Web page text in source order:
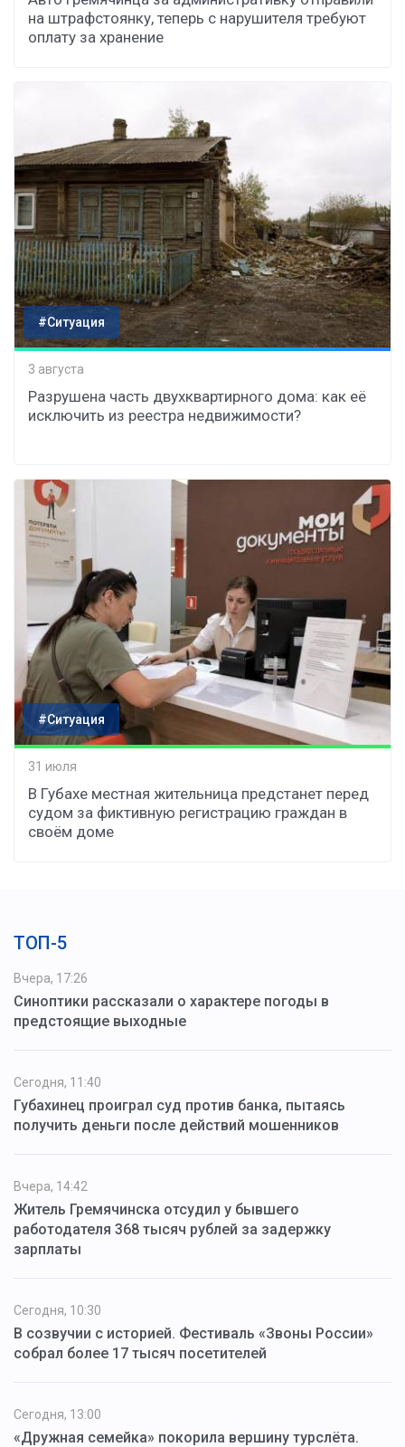
на штрафстоянку, теперь с нарушителя требуют
оплату за хранение
#Ситуация
3 августа
Разрушена часть двухквартирного дома: как её
исключить из реестра недвижимости?
#Ситуация
31 июля
В Губахе местная жительница предстанет перед
судом за фиктивную регистрацию граждан в
своём доме
ТОП-5
Вчера, 17:26
Синоптики рассказали о характере погоды в
предстоящие выходные
Сегодня, 11:40
Губахинец проиграл суд против банка, пытаясь
получить деньги после действий мошенников
Вчера, 14:42
Житель Гремячинска отсудил у бывшего
работодателя 368 тысяч рублей за задержку
зарплаты
Сегодня, 10:30
В созвучии с историей. Фестиваль «Звоны России»
собрал более 17 тысяч посетителей
Сегодня, 13:00
«Дружная семейка» покорила вершину турслёта.